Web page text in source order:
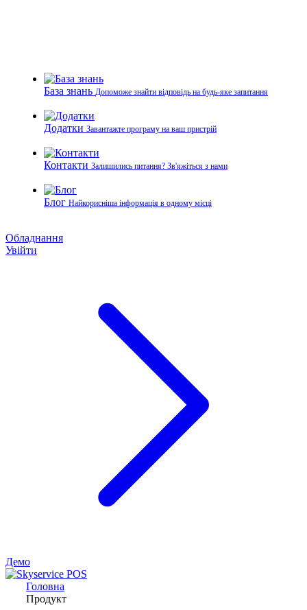
База знань Допоможе знайти відповідь на будь-яке запитання
Додатки Завантажте програму на ваш пристрій
Контакти Залишились питання? Зв'яжіться з нами
Блог Найкорисніша інформація в одному місці
Обладнання
Увійти
Демо
Головна
Продукт